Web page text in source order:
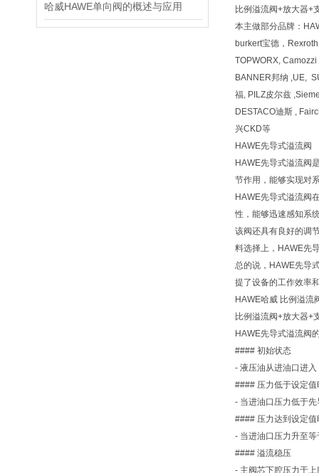
哈威HAWE单向阀的概述与应用
比例溢流阀+放大器
本主做部分品牌：
burkert宝德，
TOPWORX,
BANNER邦纳 ,UE,
福, PILZ皮尔兹
DESTACO迪斯 ,
兴CKD等
HAWE先导式溢流阀
HAWE先导式溢流阀
节作用，能够实现对
HAWE先导式溢流阀
性，能够迅速感知系
该阀还具有良好的调
料选择上，HAWE先
总的说，HAWE先导
提了设备的工作效率
HAWE哈威 比例溢流
比例溢流阀+放大器
HAWE先导式溢流阀
#### 初始状态
- 液压油从进油口进
#### 压力低于设定值
- 当进油口压力低于
#### 压力达到设定值
- 当进油口压力升至
#### 溢流稳压
- 主阀芯下腔压力于